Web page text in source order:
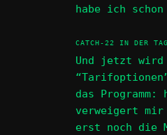
habe ich
CATCH-22 IN DER
Und jetzt wird
das
verweigert mir
erst noch die